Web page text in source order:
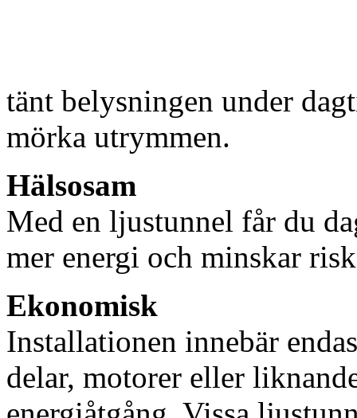
tänt belysningen under
mörka utrymmen.
Hälsosam
Med en ljustunnel får du
mer energi och minskar
Ekonomisk
Installationen innebär
delar, motorer eller